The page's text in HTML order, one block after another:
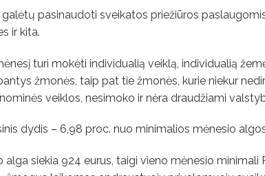
pasinaudoti sveikatos priežiūros
ir kita.
turi mokėti individualią veiklą, individualią
žmonės, taip pat tie žmonės, kurie niekur
veiklos, nesimoko ir nėra draudžiami
dydis – 6,98 proc. nuo minimalios mėnesio
siekia 924 eurus, taigi vieno mėnesio minimali